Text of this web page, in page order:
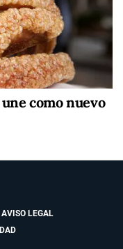
como nuevo
AVISO LEGAL